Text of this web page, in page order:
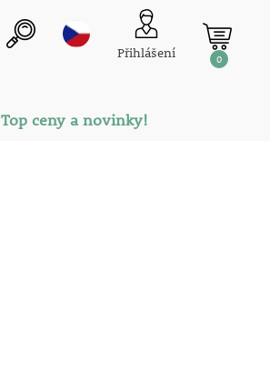
Přihlášení 0
Top ceny a novinky!